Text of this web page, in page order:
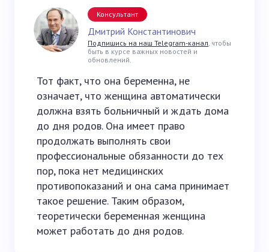
Консультант
Дмитрий Константинович
Подпишись на наш Telegram-канал, чтобы
быть в курсе важных новостей и
обновлений.
Тот факт, что она беременна, не
означает, что женщина автоматически
должна взять больничный и ждать дома
до дня родов. Она имеет право
продолжать выполнять свои
профессиональные обязанности до тех
пор, пока нет медицинских
противопоказаний и она сама принимает
такое решение. Таким образом,
теоретически беременная женщина
может работать до дня родов.